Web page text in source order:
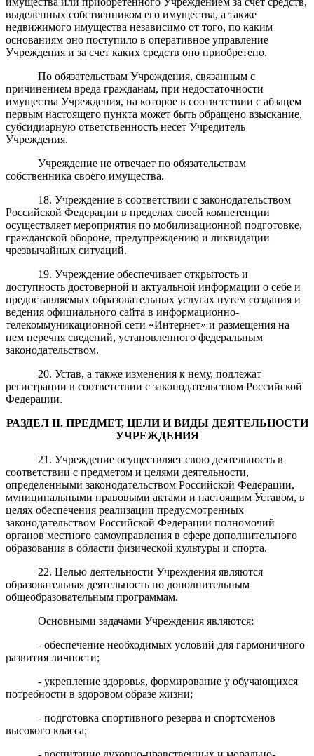
выделенных собственником его имущества, а также
недвижимого имущества независимо от того, по каким
основаниям оно поступило в оперативное управление
Учреждения и за счет каких средств оно приобретено.
По обязательствам Учреждения, связанным с
причинением вреда гражданам, при недостаточности
имущества Учреждения, на которое в соответствии с абзацем
первым настоящего пункта может быть обращено взыскание,
субсидиарную ответственность несет Учредитель
Учреждения.
Учреждение не отвечает по обязательствам
собственника своего имущества.
18. Учреждение в соответствии с законодательством
Российской Федерации в пределах своей компетенции
осуществляет мероприятия по мобилизационной подготовке,
гражданской обороне, предупреждению и ликвидации
чрезвычайных ситуаций.
19. Учреждение обеспечивает открытость и
доступность достоверной и актуальной информации о себе и
предоставляемых образовательных услугах путем создания и
ведения официального сайта в информационно-
телекоммуникационной сети «Интернет» и размещения на
нем перечня сведений, установленного федеральным
законодательством.
20. Устав, а также изменения к нему, подлежат
регистрации в соответствии с законодательством Российской
Федерации.
РАЗДЕЛ II. ПРЕДМЕТ, ЦЕЛИ И ВИДЫ ДЕЯТЕЛЬНОСТИ
УЧРЕЖДЕНИЯ
21. Учреждение осуществляет свою деятельность в
соответствии с предметом и целями деятельности,
определёнными законодательством Российской Федерации,
муниципальными правовыми актами и настоящим Уставом, в
целях обеспечения реализации предусмотренных
законодательством Российской Федерации полномочий
органов местного самоуправления в сфере дополнительного
образования в области физической культуры и спорта.
22. Целью деятельности Учреждения являются
образовательная деятельность по дополнительным
общеобразовательным программам.
Основными задачами Учреждения являются:
- обеспечение необходимых условий для гармоничного
развития личности;
- укрепление здоровья, формирование у обучающихся
потребности в здоровом образе жизни;
- подготовка спортивного резерва и спортсменов
высокого класса;